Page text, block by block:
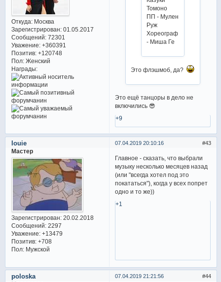
Откуда:Москва
Зарегистрирован: 01.05.2017
Сообщений:72301
Уважение: +360391
Позитив: +120748
Пол:Женский
Награды:
Томоно
ПП - Мулен
Руж
Хореограф
- Миша Ге
Это флэшмоб, да?
Это ещё танцоры в дело не
включились 😎
+9
43
07.04.2019 20:10:16
louie
Мастер
Зарегистрирован: 20.02.2018
Сообщений:2297
Уважение: +13479
Позитив: +708
Пол:Мужской
Главное - сказать, что выбрали
музыку несколько месяцев назад
(или "всегда хотел под это
покататься"), когда у всех попрет
одно и то же))
+1
44
07.04.2019 21:21:56
poloska